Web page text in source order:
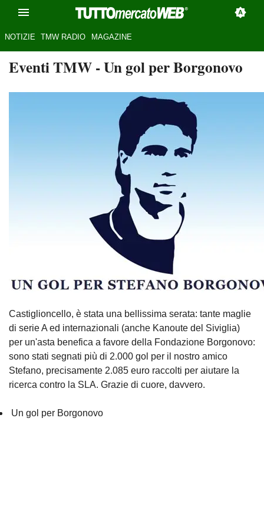
NOTIZIE TMW RADIO MAGAZINE
Eventi TMW- Un gol per Borgonovo
Castiglioncello, è stata una bellissima serata: tante maglie
di serie A ed internazionali (anche Kanoute del Siviglia)
per un'asta benefica a favore della Fondazione Borgonovo:
sono stati segnati più di 2.000 gol per il nostro amico
Stefano, precisamente 2.085 euro raccolti per aiutare la
ricerca contro la SLA. Grazie di cuore, davvero.
Un gol per Borgonovo